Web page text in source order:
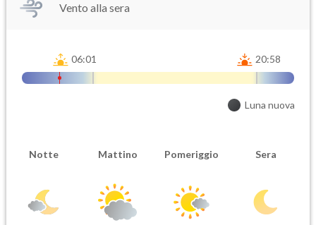
Vento alla sera
06:01 20:58
Luna nuova
Notte Mattino Pomeriggio Sera